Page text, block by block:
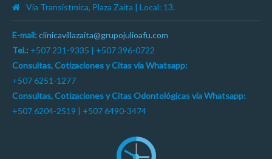
Vía Transístmica, Plaza Zaita | Local: 13.
E-mail: clinicavillazaita@grupojulioafu.com
Tel.: +507 231-9335 | +507 396-0722
Consultas, Cotizaciones y Citas vía Whatsapp:
+507 6251-1277
Consultas, Cotizaciones y Citas Odontológicas vía Whatsapp:
+507 6204-2519 | +507 6490-3474